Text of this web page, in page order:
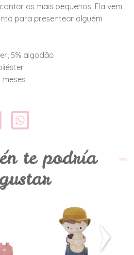
os mais pequenos. Ela vem
para presentear alguém
5% algodão
meses
te podría
gustar